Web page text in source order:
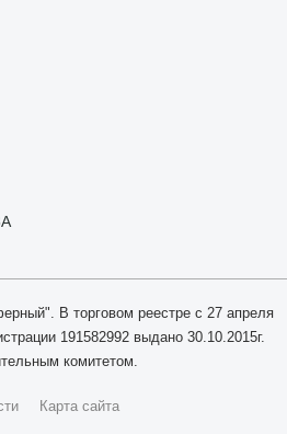
В торговом реестре с 27 апреля
191582992 выдано 30.10.2015г.
комитетом.
Карта сайта